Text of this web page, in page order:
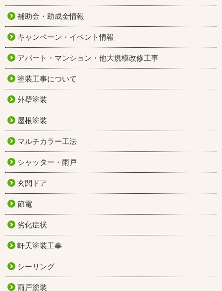
補助金・助成金情報
キャンペーン・イベント情報
アパート・マンション・他大規模改修工事
塗装工事について
外壁塗装
屋根塗装
マルチカラー工法
シャッター・雨戸
玄関ドア
節電
劣化症状
軒天塗装工事
シーリング
雨戸塗装